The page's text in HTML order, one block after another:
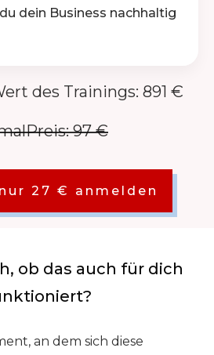
dein Business nachhaltig
des Trainings: 891 €
97 €
27 € anmelden
ob das auch für dich
an dem sich diese